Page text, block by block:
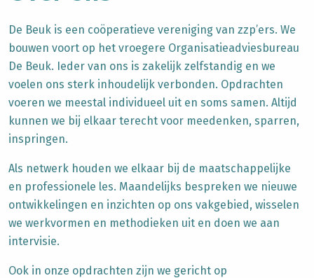
De Beuk is een coöperatieve vereniging van zzp’ers. We
bouwen voort op het vroegere Organisatieadviesbureau
De Beuk. Ieder van ons is zakelijk zelfstandig en we
voelen ons sterk inhoudelijk verbonden. Opdrachten
voeren we meestal individueel uit en soms samen. Altijd
kunnen we bij elkaar terecht voor meedenken, sparren,
inspringen.
Als netwerk houden we elkaar bij de maatschappelijke
en professionele les. Maandelijks bespreken we nieuwe
ontwikkelingen en inzichten op ons vakgebied, wisselen
we werkvormen en methodieken uit en doen we aan
intervisie.
Ook in onze opdrachten zijn we gericht op